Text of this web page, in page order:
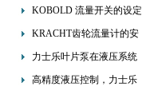
管道水流量监测中的应用
KOBOLD 流量开关的设定
流量调节与刻度指示
KRACHT齿轮流量计的安
装要求：直管段、过滤器
力士乐叶片泵在液压系统
中的应用分析
高精度液压控制，力士乐